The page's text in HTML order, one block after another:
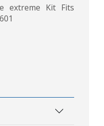
extreme Kit Fits